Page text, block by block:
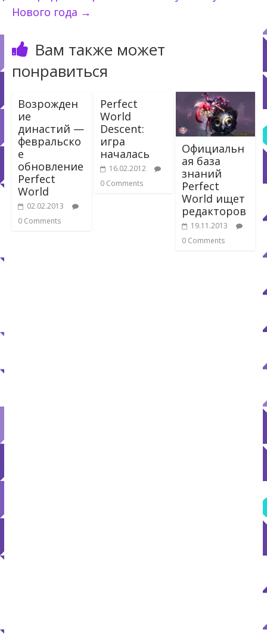
Нового года →
Вам также может
понравиться
Возрожден
ие
династий —
февральско
е
обновление
Perfect
World
02.02.2013
0 Comments
Perfect
World
Descent:
игра
началась
16.02.2012
0 Comments
Официальн
ая база
знаний
Perfect
World ищет
редакторов
19.11.2013
0 Comments